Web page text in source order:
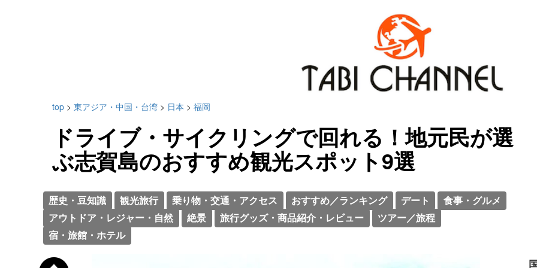
top > 東アジア・中国・台湾 > 日本 > 福岡
ドライブ・サイクリングで回れる！地元民が選
ぶ志賀島のおすすめ観光スポット9選
歴史・豆知識 観光旅行 乗り物・交通・アクセス おすすめ／ランキング デート
食事・グルメ
アウトドア・レジャー・自然
絶景 旅行グッズ・商品紹介・レビュー
ツアー／旅程
宿・旅館・ホテル